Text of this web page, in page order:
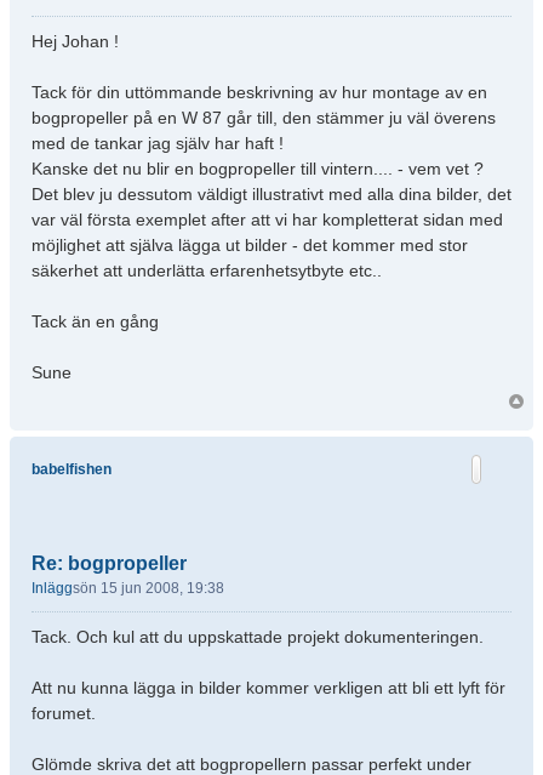
Hej Johan !
Tack för din uttömmande beskrivning av hur montage av en
bogpropeller på en W 87 går till, den stämmer ju väl överens
med de tankar jag själv har haft !
Kanske det nu blir en bogpropeller till vintern.... - vem vet ?
Det blev ju dessutom väldigt illustrativt med alla dina bilder, det
var väl första exemplet after att vi har kompletterat sidan med
möjlighet att själva lägga ut bilder - det kommer med stor
säkerhet att underlätta erfarenhetsytbyte etc..
Tack än en gång
Sune
babelfishen
Re: bogpropeller
Inläggsön 15 jun 2008, 19:38
Tack. Och kul att du uppskattade projekt dokumenteringen.
Att nu kunna lägga in bilder kommer verkligen att bli ett lyft för
forumet.
Glömde skriva det att bogpropellern passar perfekt under